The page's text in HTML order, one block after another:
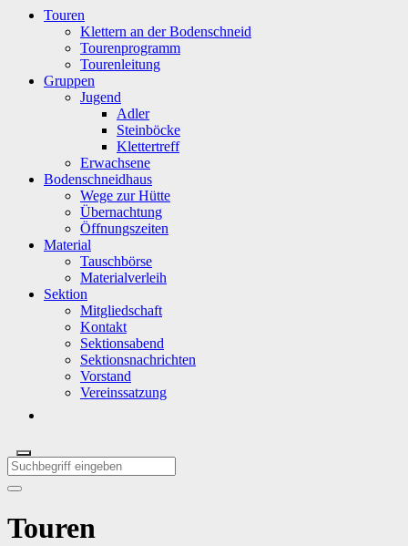
Touren
Klettern an der Bodenschneid
Tourenprogramm
Tourenleitung
Gruppen
Jugend
Adler
Steinböcke
Klettertreff
Erwachsene
Bodenschneidhaus
Wege zur Hütte
Übernachtung
Öffnungszeiten
Material
Tauschbörse
Materialverleih
Sektion
Mitgliedschaft
Kontakt
Sektionsabend
Sektionsnachrichten
Vorstand
Vereinssatzung
Touren